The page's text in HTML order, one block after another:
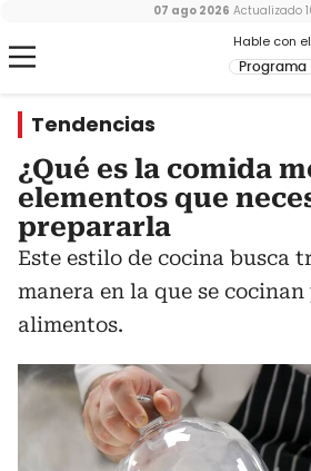
Hable con el
Programa
07 ago 2026 Actualizado
Tendencias
¿Qué es la comida
elementos que
prepararla
Este estilo de cocina busca
manera en la que se
alimentos.